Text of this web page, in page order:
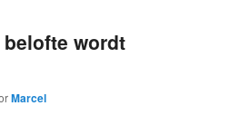
wordt
Marcel